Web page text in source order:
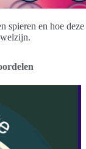
spieren en hoe deze